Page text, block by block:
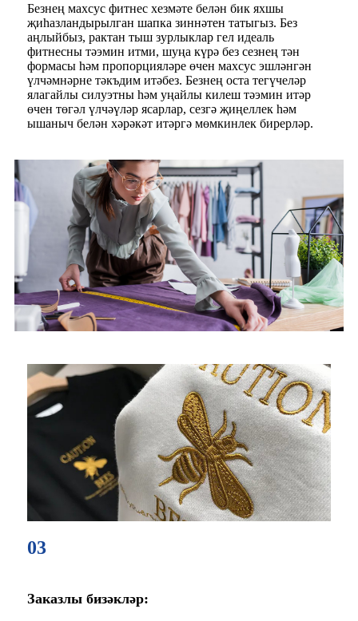
Безнең махсус фитнес хезмәте белән бик яхшы
җиһазландырылган шапка зиннәтен татыгыз. Без
аңлыйбыз, рактан тыш зурлыклар гел идеаль
фитнесны тәэмин итми, шуңа күрә без сезнең тән
формасы һәм пропорцияләре өчен махсус эшләнгән
үлчәмнәрне тәкъдим итәбез. Безнең оста тегүчеләр
ялагайлы силуэтны һәм уңайлы килеш тәэмин итәр
өчен төгәл үлчәүләр ясарлар, сезгә җиңеллек һәм
ышаныч белән хәрәкәт итәргә мөмкинлек бирерләр.
03
Заказлы бизәкләр: